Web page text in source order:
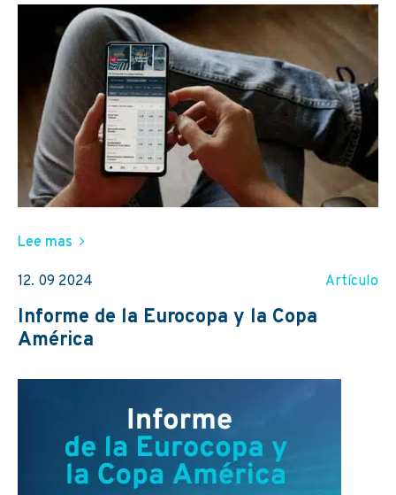
Lee mas
12. 09 2024 Artículo
Informe de la Eurocopa y la Copa
América